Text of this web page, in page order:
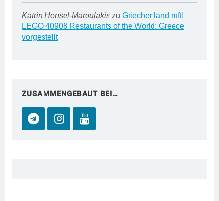
Katrin Hensel-Maroulakis zu Griechenland ruft!
LEGO 40908 Restaurants of the World: Greece
vorgestellt
ZUSAMMENGEBAUT BEI…